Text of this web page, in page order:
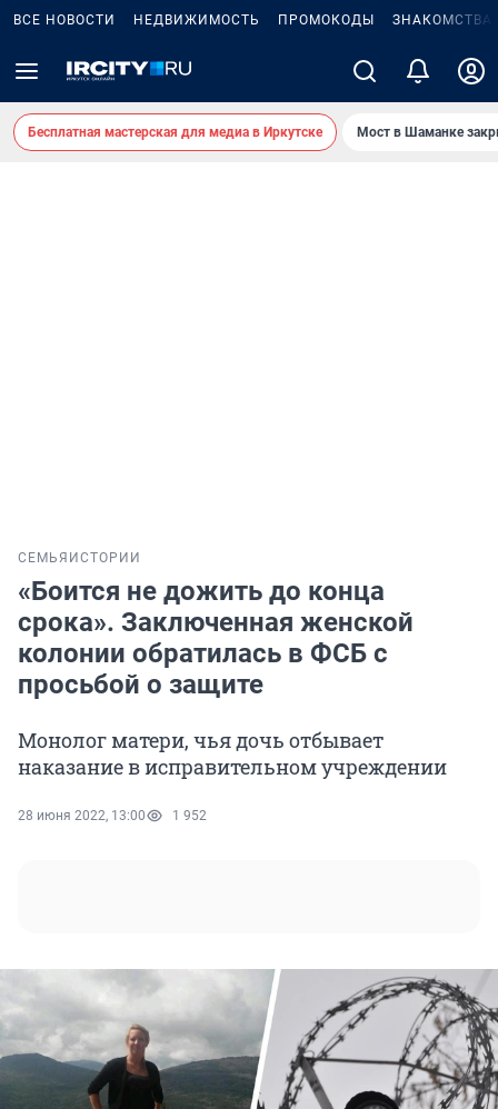
ВСЕ НОВОСТИ НЕДВИЖИМОСТЬ ПРОМОКОДЫ ЗНАКОМСТВА
Бесплатная мастерская для медиа в Иркутске Мост в Шаманке
СЕМЬЯ ИСТОРИИ
«Боится не дожить до конца
срока». Заключенная женской
колонии обратилась в ФСБ с
просьбой о защите
Монолог матери, чья дочь отбывает
наказание в исправительном учреждении
28 июня 2022, 13:00 1 952